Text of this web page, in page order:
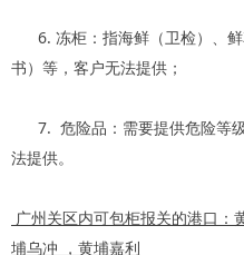
6. 冻柜：指海鲜（卫检）、鲜
书）等，客户无法提供；
7. 危险品：需要提供危险等
法提供。
广州关区内可包柜报关的港口：
埔乌冲 ，黄埔嘉利